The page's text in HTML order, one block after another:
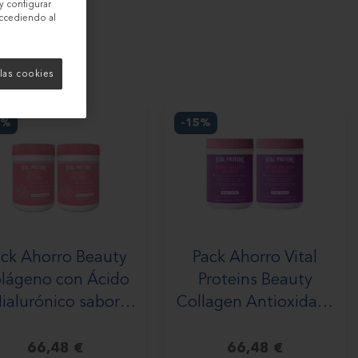
Ahorro Beauty
con Ácido
sabor
66,48 €
-15%
Pack Ahorro Vital
Proteins Beauty
Collagen Antioxidant
66,48 €
configurar
al
cookies